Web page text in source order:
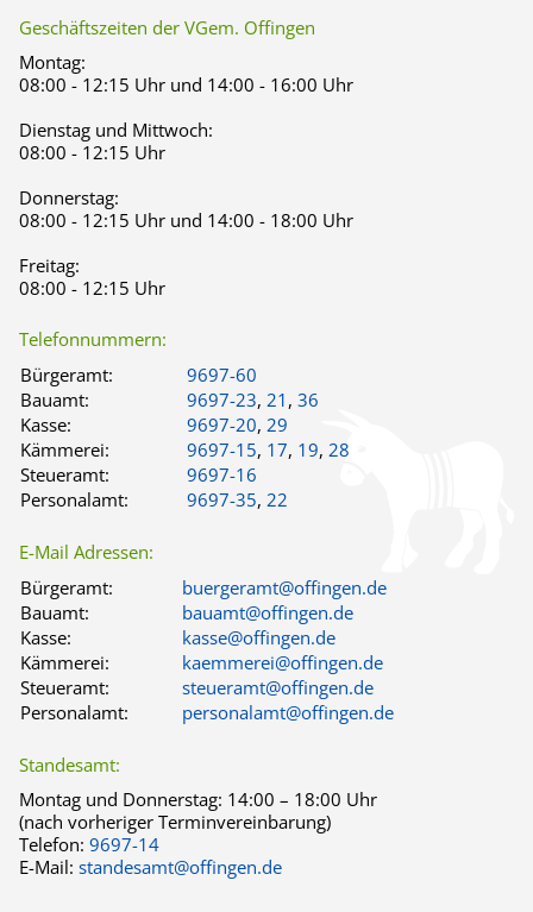
Geschäftszeiten der VGem. Offingen
Montag:
08:00 - 12:15 Uhr und 14:00 - 16:00 Uhr
Dienstag und Mittwoch:
08:00 - 12:15 Uhr
Donnerstag:
08:00 - 12:15 Uhr und 14:00 - 18:00 Uhr
Freitag:
08:00 - 12:15 Uhr
Telefonnummern:
Bürgeramt:
9697-60
Bauamt:
9697-23, 21 , 36
Kasse:
9697-20, 29
Kämmerei:
9697-15, 17, 19, 28
Steueramt:
9697-16
Personalamt:
9697-35, 22
E-Mail Adressen:
Bürgeramt:
buergeramt@offingen.de
Bauamt:
bauamt@offingen.de
Kasse:
kasse@offingen.de
Kämmerei:
kaemmerei@offingen.de
Steueramt:
steueramt@offingen.de
Personalamt:
personalamt@offingen.de
Standesamt:
Montag und Donnerstag: 14:00 – 18:00 Uhr
(nach vorheriger Terminvereinbarung)
Telefon: 9697-14
E-Mail: standesamt@offingen.de